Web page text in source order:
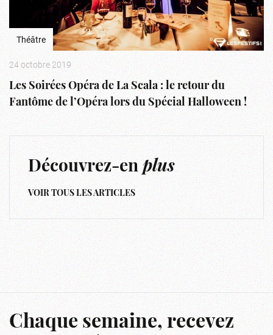
Théâtre
24 octobre 2019
Les Soirées Opéra de La Scala : le retour du
Fantôme de l’Opéra lors du Spécial Halloween !
Découvrez-enplus
VOIR TOUS LES ARTICLES
Chaque semaine, recevez